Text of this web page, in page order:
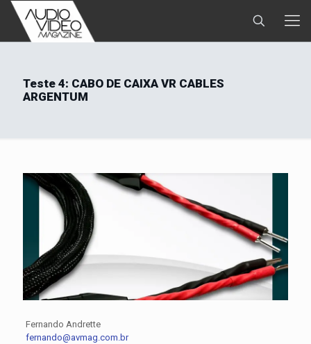
Teste 4: CABO DE CAIXA VR CABLES
ARGENTUM
Fernando Andrette
fernando@avmag.com.br